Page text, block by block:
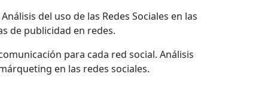
del uso de las Redes Sociales en las
de publicidad en redes.
para cada red social. Análisis
en las redes sociales.